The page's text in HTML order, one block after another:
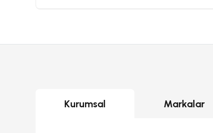
Kurumsal Markalar